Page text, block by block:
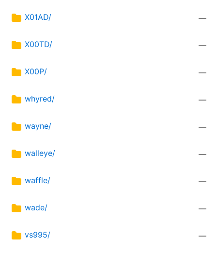
X01AD/ —
X00TD/ —
X00P/ —
whyred/ —
wayne/ —
walleye/ —
waffle/ —
wade/ —
vs995/ —